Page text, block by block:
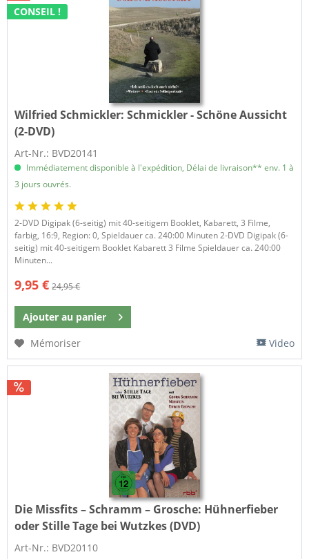
CONSEIL !
Wilfried Schmickler:Schmickler - Schöne Aussicht
(2-DVD)
Art-Nr.: BVD20141
Immédiatement disponible à l'expédition, Délai de livraison** env. 1 à
3 jours ouvrés.
2-DVD Digipak (6-seitig) mit 40-seitigem Booklet, Kabarett, 3 Filme,
farbig, 16:9, Region: 0, Spieldauer ca. 240:00 Minuten 2-DVD Digipak (6-
seitig) mit 40-seitigem Booklet Kabarett 3 Filme Spieldauer ca. 240:00
Minuten...
9,95 € 24,95 €
Ajouter au panier
Mémoriser
Video
Die Missfits – Schramm – Grosche: Hühnerfieber
oder Stille Tage bei Wutzkes (DVD)
Art-Nr.: BVD20110